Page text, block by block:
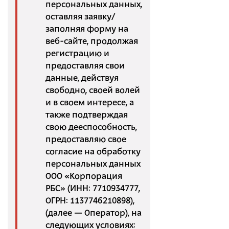
персональных данных,
оставляя заявку/
заполняя форму на
веб-сайте, продолжая
регистрацию и
предоставляя свои
данные, действуя
свободно, своей волей
и в своем интересе, а
также подтверждая
свою дееспособность,
предоставляю свое
согласие на обработку
персональных данных
ООО «Корпорация
РБС» (ИНН: 7710934777,
ОГРН: 1137746210898),
(далее — Оператор), на
следующих условиях: